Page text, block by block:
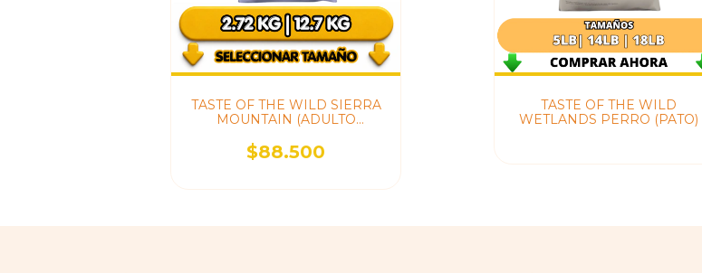
TASTE OF THE WILD SIERRA
MOUNTAIN (ADULTO
$88.500
TASTE OF THE WILD
WETLANDS PERRO (PATO)